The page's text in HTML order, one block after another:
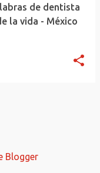
de dentista
la vida - México
Blogger